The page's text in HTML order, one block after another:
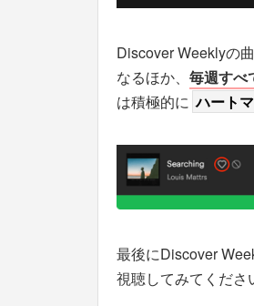
Discover Weeklyの
なるほか、 毎週すべ
は積極的に ハート
最後にDiscover
視聴してみてくださ